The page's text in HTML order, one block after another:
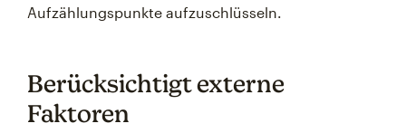
Aufzählungspunkte aufzuschlüsseln.
Berücksichtigt externe
Faktoren